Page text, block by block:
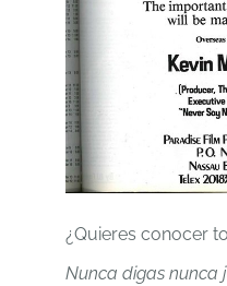
¿Quieres conocer
Nunca digas nunca